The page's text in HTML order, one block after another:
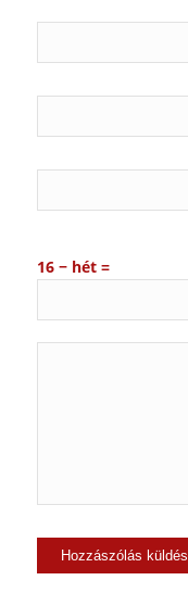
16 − hét =